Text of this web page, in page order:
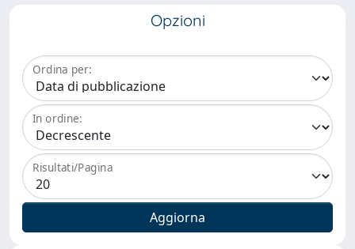
Opzioni
Ordina per:
In ordine:
Risultati/Pagina